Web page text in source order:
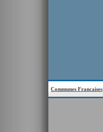
Communes Francaises